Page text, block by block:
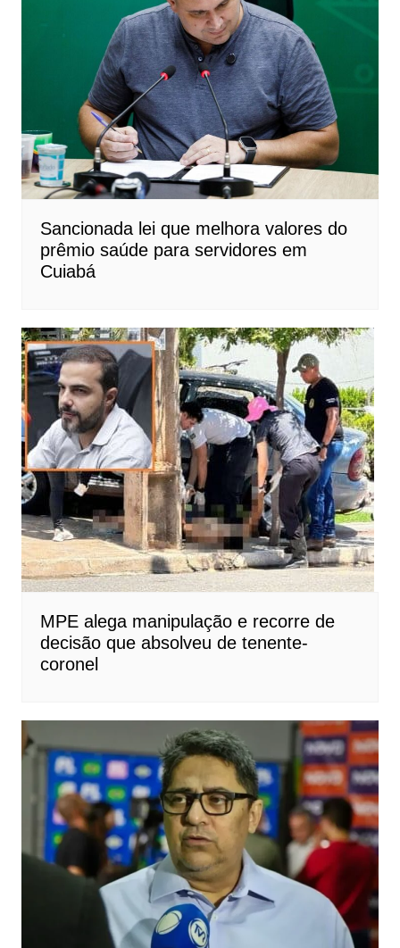
Sancionada lei que melhora valores do
prêmio saúde para servidores em
Cuiabá
MPE alega manipulação e recorre de
decisão que absolveu de tenente-
coronel